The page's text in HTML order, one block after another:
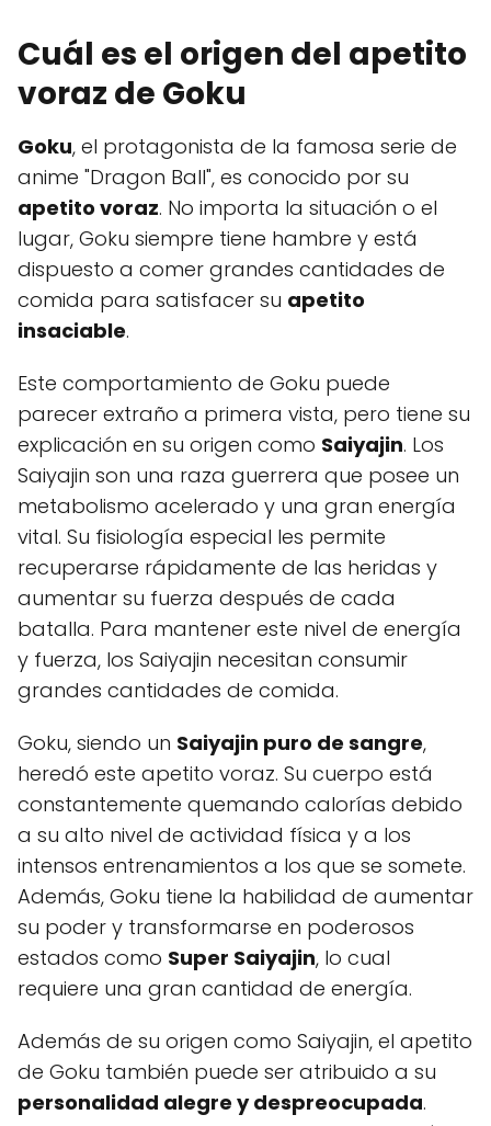
Cuál es el origen del apetito
voraz de Goku
Goku, el protagonista de la famosa serie de
anime "Dragon Ball", es conocido por su
apetito voraz. No importa la situación o el
lugar, Goku siempre tiene hambre y está
dispuesto a comer grandes cantidades de
comida para satisfacer su apetito
insaciable.
Este comportamiento de Goku puede
parecer extraño a primera vista, pero tiene su
explicación en su origen como Saiyajin. Los
Saiyajin son una raza guerrera que posee un
metabolismo acelerado y una gran energía
vital. Su fisiología especial les permite
recuperarse rápidamente de las heridas y
aumentar su fuerza después de cada
batalla. Para mantener este nivel de energía
y fuerza, los Saiyajin necesitan consumir
grandes cantidades de comida.
Goku, siendo un Saiyajin puro de sangre,
heredó este apetito voraz. Su cuerpo está
constantemente quemando calorías debido
a su alto nivel de actividad física y a los
intensos entrenamientos a los que se somete.
Además, Goku tiene la habilidad de aumentar
su poder y transformarse en poderosos
estados como Super Saiyajin, lo cual
requiere una gran cantidad de energía.
Además de su origen como Saiyajin, el apetito
de Goku también puede ser atribuido a su
personalidad alegre y despreocupada.